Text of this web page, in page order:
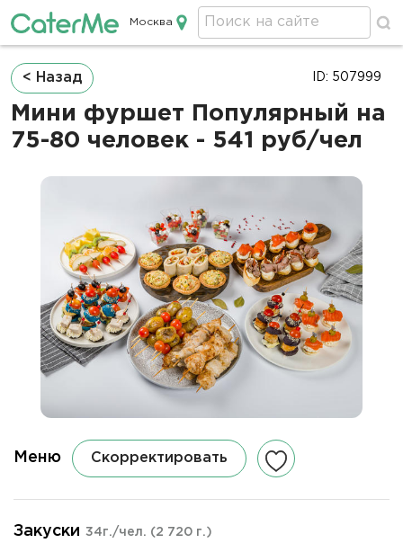
Кейтеринг в Москве
Москва
Строка
навигации
< Назад
Мини фуршет Популярный на
75-80 человек - 541 руб/чел
ID: 507999
Меню Скорректировать
Закуски 34г./чел. (2 720 г.)